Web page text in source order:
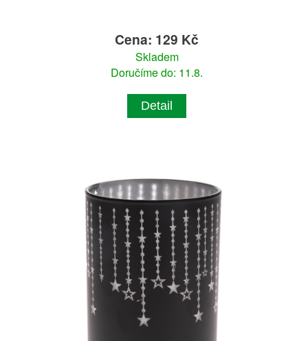
Cena: 129 Kč
Skladem
Doručíme do: 11.8.
Detail